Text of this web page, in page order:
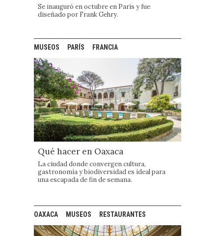
Se inauguró en octubre en París y fue
diseñado por Frank Gehry.
MUSEOS PARÍS FRANCIA
Qué hacer en Oaxaca
La ciudad donde convergen cultura,
gastronomía y biodiversidad es ideal para
una escapada de fin de semana.
OAXACA MUSEOS RESTAURANTES